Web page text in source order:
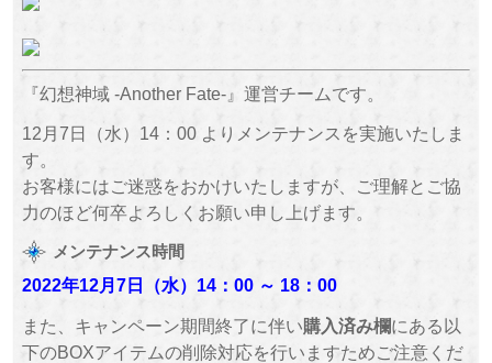
『幻想神域 -Another Fate-』運営チームです。
12月7日（水）14：00 よりメンテナンスを実施いたしま
す。
お客様にはご迷惑をおかけいたしますが、ご理解とご協
力のほど何卒よろしくお願い申し上げます。
メンテナンス時間
2022年12月7日（水） 14：00 ～ 18：00
また、キャンペーン期間終了に伴い購入済み欄にある以
下のBOXアイテムの削除対応を行いますためご注意くだ